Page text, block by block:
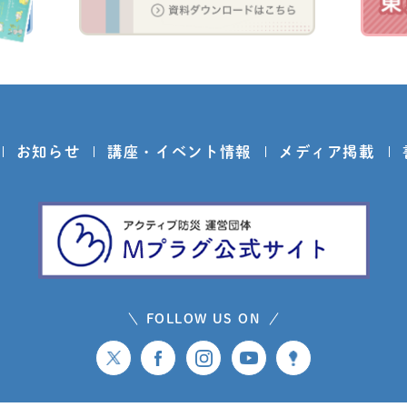
お知らせ 講座・イベント情報 メディア掲載
FOLLOW US ON